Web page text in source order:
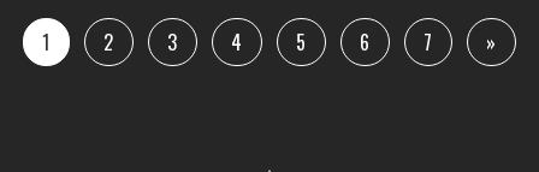
1 2 3 4 5 6 7 »